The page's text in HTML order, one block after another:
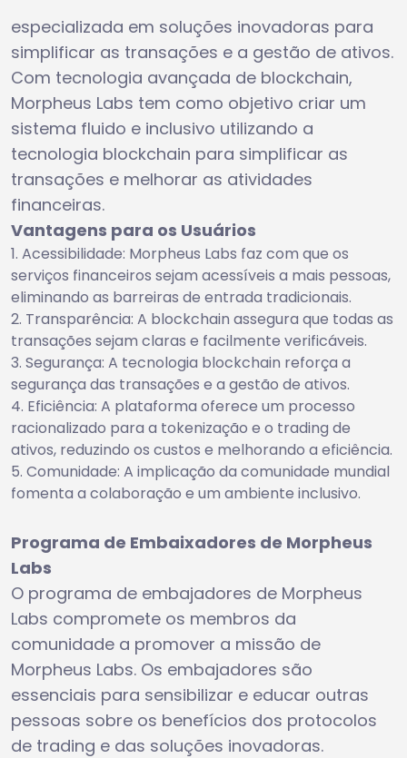
especializada em soluções inovadoras para
simplificar as transações e a gestão de ativos.
Com tecnologia avançada de blockchain,
Morpheus Labs tem como objetivo criar um
sistema fluido e inclusivo utilizando a
tecnologia blockchain para simplificar as
transações e melhorar as atividades
financeiras.
Vantagens para os Usuários
Acessibilidade: Morpheus Labs faz com que os
serviços financeiros sejam acessíveis a mais pessoas,
eliminando as barreiras de entrada tradicionais.
Transparência: A blockchain assegura que todas as
transações sejam claras e facilmente verificáveis.
Segurança: A tecnologia blockchain reforça a
segurança das transações e a gestão de ativos.
Eficiência: A plataforma oferece um processo
racionalizado para a tokenização e o trading de
ativos, reduzindo os custos e melhorando a eficiência.
Comunidade: A implicação da comunidade mundial
fomenta a colaboração e um ambiente inclusivo.
Programa de Embaixadores de Morpheus
Labs
O programa de embajadores de Morpheus
Labs compromete os membros da
comunidade a promover a missão de
Morpheus Labs. Os embajadores são
essenciais para sensibilizar e educar outras
pessoas sobre os benefícios dos protocolos
de trading e das soluções inovadoras.